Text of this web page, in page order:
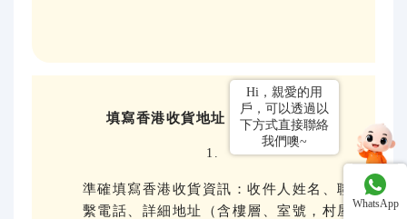
填寫香港收貨地址，確認資訊
準確填寫香港收貨資訊：收件人姓名、聯
繫電話、詳細地址（含樓層、室號，村屋
Hi，親愛的用
戶，可以透過以
下方式直接聯絡
我們噢~
WhatsApp